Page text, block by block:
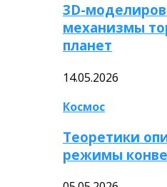
3D-
механизмы
планет
14.05.2026
Космос
Теоретики
режимы